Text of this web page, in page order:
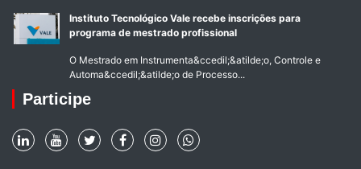
Instituto Tecnológico Vale recebe inscrições para
programa de mestrado profissional
O Mestrado em Instrumenta&ccedil;&atilde;o, Controle e
Automa&ccedil;&atilde;o de Processo...
Participe